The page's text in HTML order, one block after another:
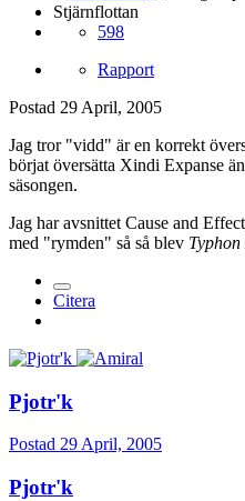
Stjärnflottan
598
Rapport
Postad 29 April, 2005
Jag tror "vidd" är en korrekt
börjat översätta Xindi Expanse
säsongen.
Jag har avsnittet Cause and
med "rymden" så så blev Typhon
Citera
Pjotr'k
Postad 29 April, 2005
Pjotr'k